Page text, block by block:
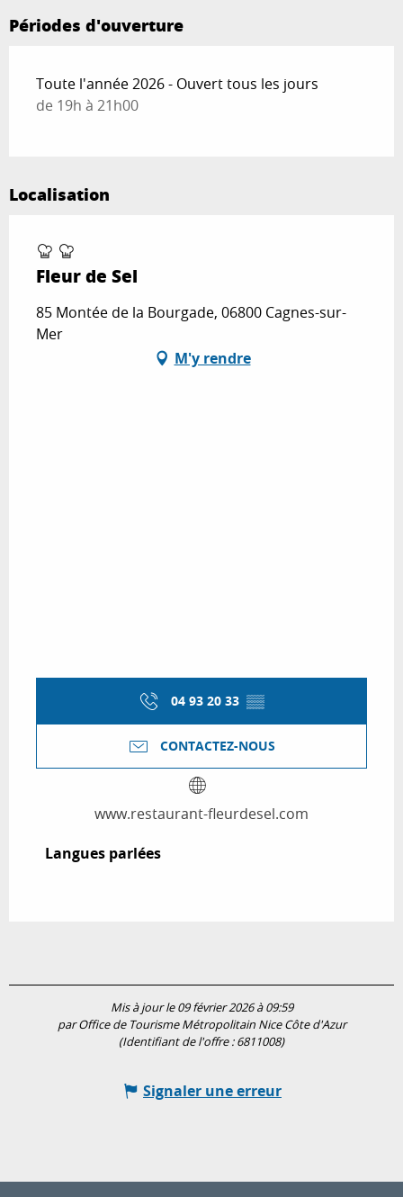
Périodes d'ouverture
Toute l'année 2026 - Ouvert tous les jours
de 19h à 21h00
Localisation
Fleur de Sel
85 Montée de la Bourgade, 06800 Cagnes-sur-
Mer
M'y rendre
04 93 20 33 ▒▒
CONTACTEZ-NOUS
www.restaurant-fleurdesel.com
Langues parlées
Langues parlées
Mis à jour le 09 février 2026 à 09:59
par Office de Tourisme Métropolitain Nice Côte d'Azur
(Identifiant de l'offre :6811008)
Signaler une erreur